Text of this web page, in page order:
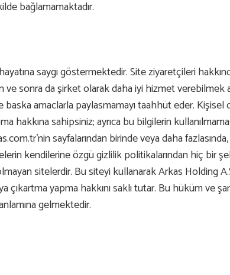
bağlamamaktadır.
saygı göstermektedir. Site ziyaretçileri
sonra da şirket olarak daha iyi hizmet verebilmek
amaclarla paylasmamayı taahhüt eder.
sahipsiniz; ayrıca bu bilgilerin
sayfalarından birinde veya daha
kendilerine özgü gizlilik politikalarından hiç bir
sitelerdir. Bu siteyi kullanarak Arkas Holding
yapma hakkını saklı tutar. Bu hüküm ve
gelmektedir.